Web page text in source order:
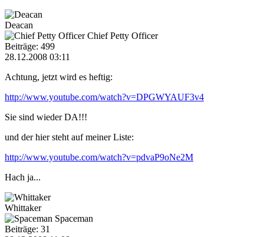
Deacan
Chief Petty Officer
Beiträge: 499
28.12.2008 03:11
Achtung, jetzt wird es heftig:
http://www.youtube.com/watch?v=DPGWYAUF3v4
Sie sind wieder DA!!!
und der hier steht auf meiner Liste:
http://www.youtube.com/watch?v=pdvaP9oNe2M
Hach ja...
Whittaker
Spaceman
Beiträge: 31